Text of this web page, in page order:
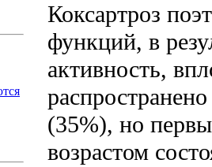
Коксартроз
функций, в
активность,
(35%), но
возрастом